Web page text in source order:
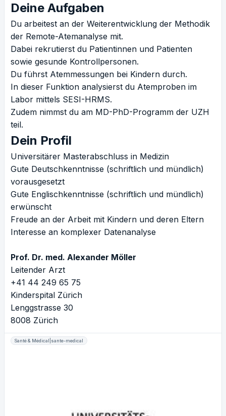
Deine Aufgaben
Du arbeitest an der Weiterentwicklung der Methodik
der Remote-Atemanalyse mit.
Dabei rekrutierst du Patientinnen und Patienten
sowie gesunde Kontrollpersonen.
Du führst Atemmessungen bei Kindern durch.
In dieser Funktion analysierst du Atemproben im
Labor mittels SESI-HRMS.
Zudem nimmst du am MD-PhD-Programm der UZH
teil.
Dein Profil
Universitärer Masterabschluss in Medizin
Gute Deutschkenntnisse (schriftlich und mündlich)
vorausgesetzt
Gute Englischkenntnisse (schriftlich und mündlich)
erwünscht
Freude an der Arbeit mit Kindern und deren Eltern
Interesse an komplexer Datenanalyse
Prof. Dr. med. Alexander Möller
Leitender Arzt
+41 44 249 65 75
Kinderspital Zürich
Lenggstrasse 30
8008 Zürich
Santé & Médical|sante-medical